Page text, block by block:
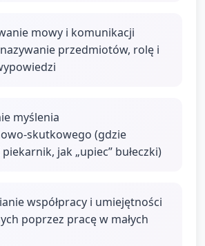
mowy i komunikacji
przedmiotów, rolę i
myślenia
(gdzie
jak „upiec” bułeczki)
współpracy i umiejętności
poprzez pracę w małych